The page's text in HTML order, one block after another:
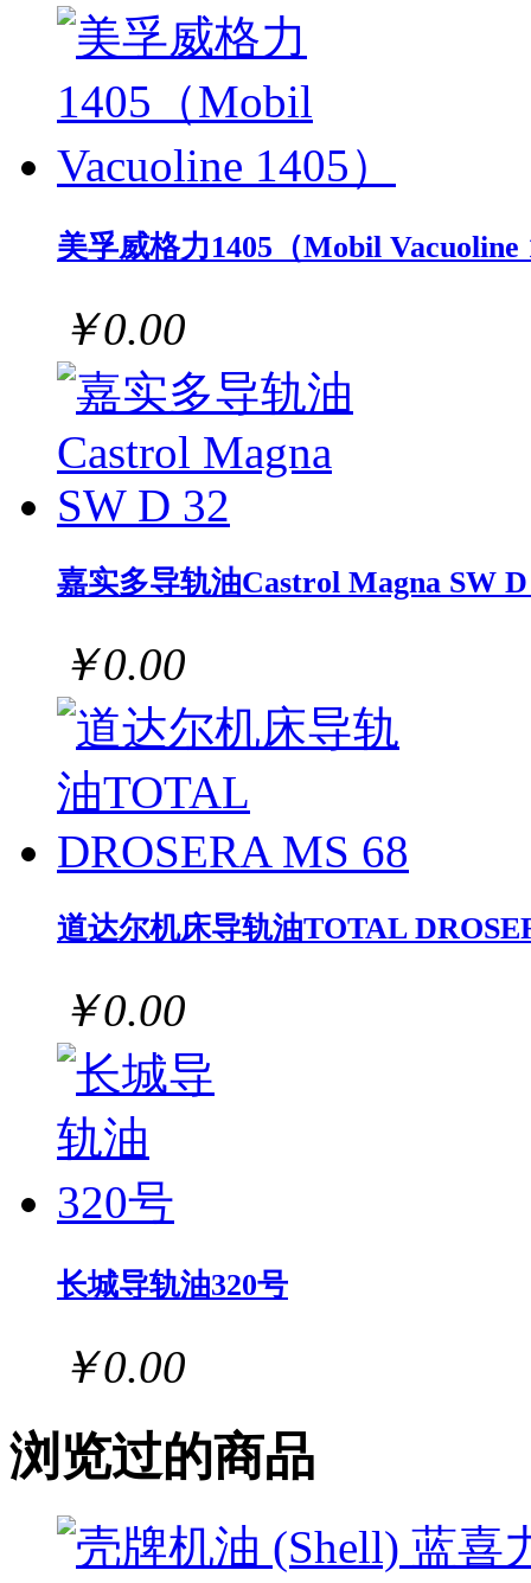
美孚威格力1405（Mobil Vacuoline
￥0.00
嘉实多导轨油Castrol Magna SW
￥0.00
道达尔机床导轨油TOTAL
￥0.00
长城导轨油320号
￥0.00
浏览过的商品